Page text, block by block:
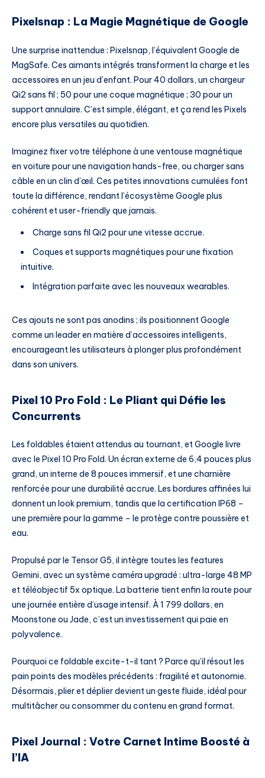
Pixelsnap : La Magie Magnétique de Google
Une surprise inattendue : Pixelsnap, l’équivalent Google de
MagSafe. Ces aimants intégrés transforment la charge et les
accessoires en un jeu d’enfant. Pour 40 dollars, un chargeur
Qi2 sans fil ; 50 pour une coque magnétique ; 30 pour un
support annulaire. C’est simple, élégant, et ça rend les Pixels
encore plus versatiles au quotidien.
Imaginez fixer votre téléphone à une ventouse magnétique
en voiture pour une navigation hands-free, ou charger sans
câble en un clin d’œil. Ces petites innovations cumulées font
toute la différence, rendant l’écosystème Google plus
cohérent et user-friendly que jamais.
Charge sans fil Qi2 pour une vitesse accrue.
Coques et supports magnétiques pour une fixation
intuitive.
Intégration parfaite avec les nouveaux wearables.
Ces ajouts ne sont pas anodins ; ils positionnent Google
comme un leader en matière d’accessoires intelligents,
encourageant les utilisateurs à plonger plus profondément
dans son univers.
Pixel 10 Pro Fold : Le Pliant qui Défie les
Concurrents
Les foldables étaient attendus au tournant, et Google livre
avec le Pixel 10 Pro Fold. Un écran externe de 6,4 pouces plus
grand, un interne de 8 pouces immersif, et une charnière
renforcée pour une durabilité accrue. Les bordures affinées lui
donnent un look premium, tandis que la certification IP68 –
une première pour la gamme – le protège contre poussière et
eau.
Propulsé par le Tensor G5, il intègre toutes les features
Gemini, avec un système caméra upgradé : ultra-large 48 MP
et téléobjectif 5x optique. La batterie tient enfin la route pour
une journée entière d’usage intensif. À 1 799 dollars, en
Moonstone ou Jade, c’est un investissement qui paie en
polyvalence.
Pourquoi ce foldable excite-t-il tant ? Parce qu’il résout les
pain points des modèles précédents : fragilité et autonomie.
Désormais, plier et déplier devient un geste fluide, idéal pour
multitâcher ou consommer du contenu en grand format.
Pixel Journal : Votre Carnet Intime Boosté à
l’IA